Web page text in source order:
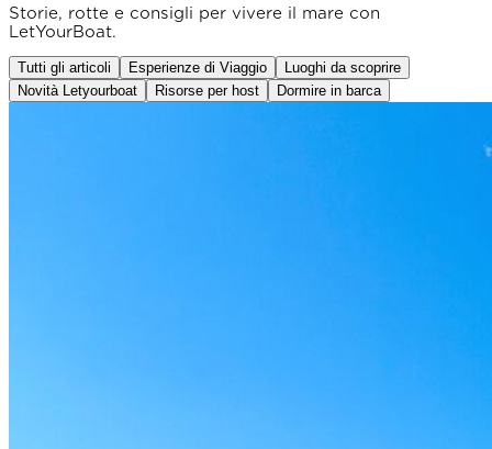
Storie, rotte e consigli per vivere il mare con
LetYourBoat.
Tutti gli articoli Esperienze di Viaggio
Luoghi da scoprire
Novità Letyourboat
Risorse per host Dormire in barca